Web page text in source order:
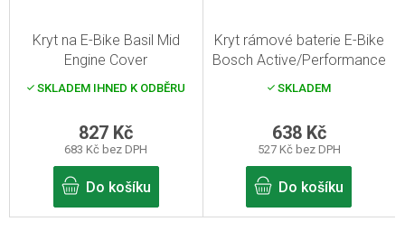
Kryt na E-Bike Basil Mid
Engine Cover
SKLADEM IHNED K ODBĚRU
683 Kč bez DPH
827 Kč
Do košíku
Kryt rámové baterie E-Bike
Bosch Active/Performance
Line
SKLADEM
527 Kč bez DPH
638 Kč
Do košíku